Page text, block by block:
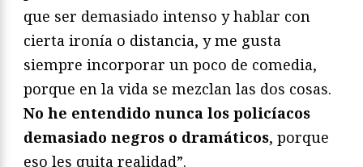
que ser demasiado intenso y hablar con
cierta ironía o distancia, y me gusta
siempre incorporar un poco de comedia,
porque en la vida se mezclan las dos cosas.
No he entendido nunca los policíacos
demasiado negros o dramáticos, porque
eso les quita realidad”.